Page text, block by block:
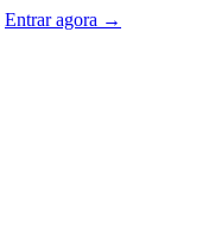
Entrar agora →